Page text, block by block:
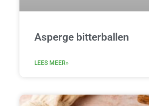
Asperge bitterballen
LEES MEER»